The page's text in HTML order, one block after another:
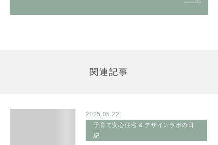
関連記事
2025.05.22
子育て安心住宅 & デザインラボの日
記